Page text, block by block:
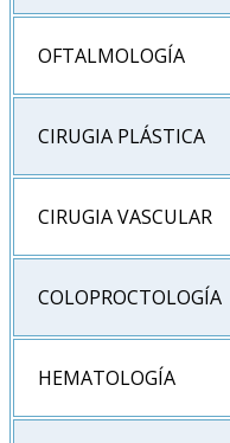
OFTALMOLOGÍA
CIRUGIA PLÁSTICA
CIRUGIA VASCULAR
COLOPROCTOLOGÍA
HEMATOLOGÍA